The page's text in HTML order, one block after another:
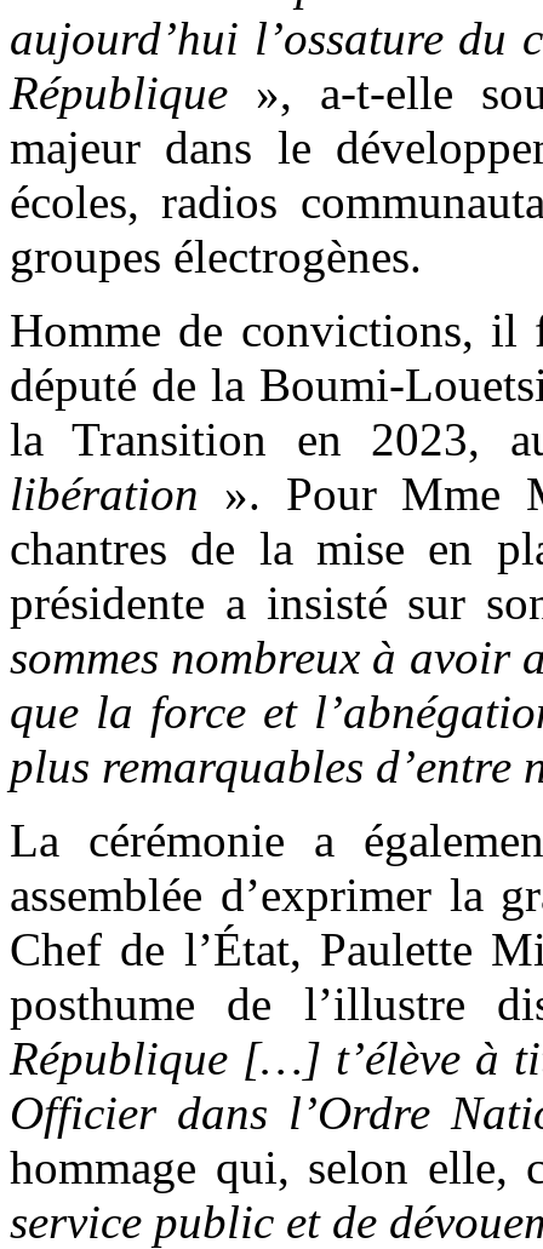
aujourd’hui l’ossature du
République », a-t-elle
majeur dans le
écoles, radios
groupes électrogènes.
Homme de convictions, il
député de la Boumi-
la Transition en 2023,
libération ». Pour Mme
chantres de la mise en
présidente a insisté sur
sommes nombreux à avoir
que la force et
plus remarquables d’entre
La cérémonie a
assemblée d’exprimer la
Chef de l’État, Paulette
posthume de l’illustre
République […] t’élève à
Officier dans l’Ordre
hommage qui, selon elle,
service public et de